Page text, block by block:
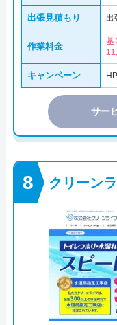
出張見積もり 出
作業料金
基
キャンペーン
サー
クリーン